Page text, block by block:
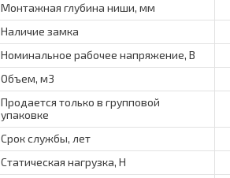
Монтажная глубина ниши, мм
Наличие замка
Номинальное рабочее напряжение, В
Объем, м3
Продается только в групповой
упаковке
Срок службы, лет
Статическая нагрузка, Н